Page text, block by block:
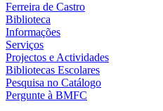
Ferreira de Castro
Biblioteca
Informações
Serviços
Projectos e Actividades
Bibliotecas Escolares
Pesquisa no Catálogo
Pergunte à BMFC